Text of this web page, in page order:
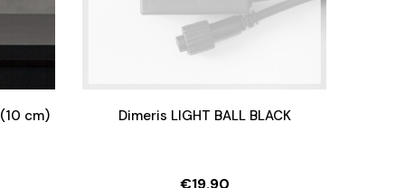
(10 cm) Dimeris LIGHT BALL BLACK